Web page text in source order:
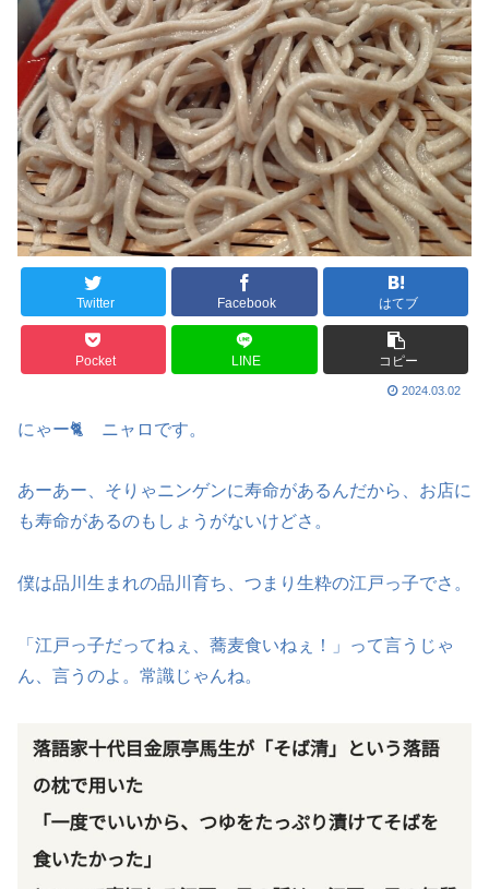
Twitter Facebook はてブ
Pocket LINE コピー
2024.03.02
にゃー🐈 ニャロです。
あーあー、そりゃニンゲンに寿命があるんだから、お店に
も寿命があるのもしょうがないけどさ。
僕は品川生まれの品川育ち、つまり生粋の江戸っ子でさ。
「江戸っ子だってねぇ、蕎麦食いねぇ！」って言うじゃ
ん、言うのよ。常識じゃんね。